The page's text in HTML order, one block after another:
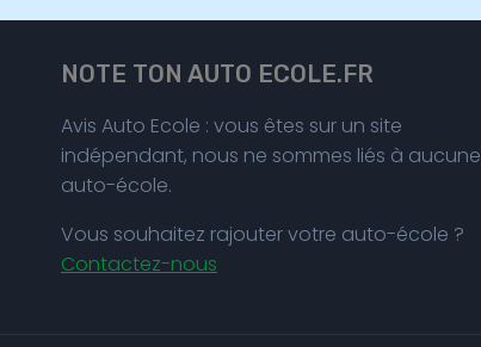
NOTE TON AUTO ECOLE.FR
Avis Auto Ecole : vous êtes sur un site
indépendant, nous ne sommes liés à aucune
auto-école.
Vous souhaitez rajouter votre auto-école ?
Contactez-nous